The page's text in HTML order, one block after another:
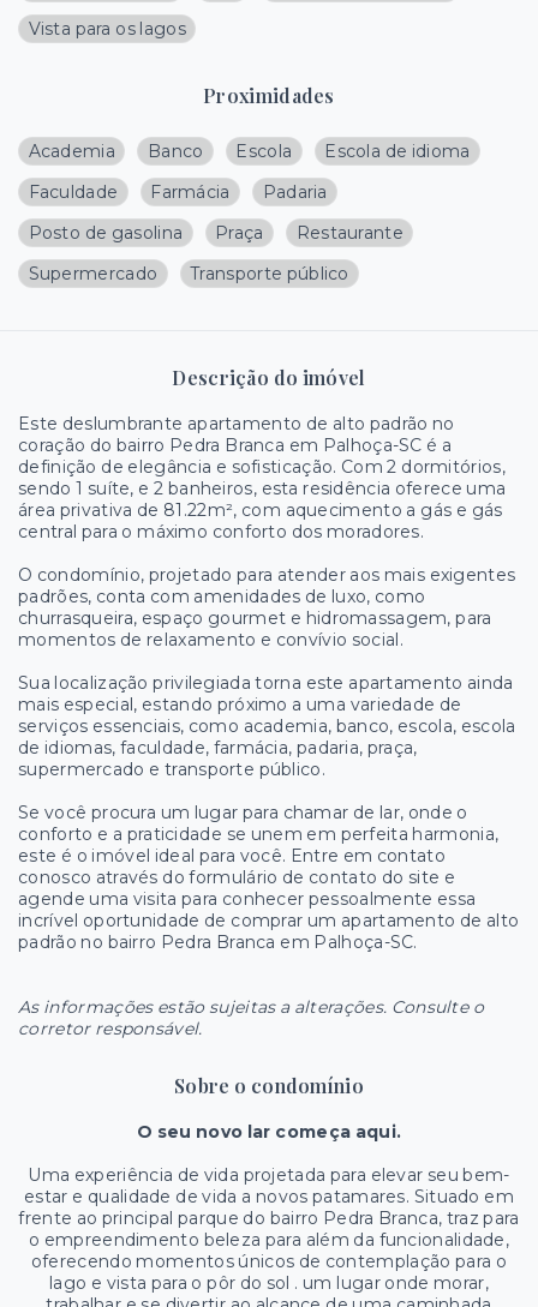
Vista para os lagos
Proximidades
Academia Banco Escola
Escola de idioma
Faculdade
Farmácia
Padaria
Posto de gasolina
Praça
Restaurante
Supermercado
Transporte público
Descrição do imóvel
Este deslumbrante apartamento de alto padrão no
coração do bairro Pedra Branca em Palhoça-SC é a
definição de elegância e sofisticação. Com 2 dormitórios,
sendo 1 suíte, e 2 banheiros, esta residência oferece uma
área privativa de 81.22m², com aquecimento a gás e gás
central para o máximo conforto dos moradores.
O condomínio, projetado para atender aos mais exigentes
padrões, conta com amenidades de luxo, como
churrasqueira, espaço gourmet e hidromassagem, para
momentos de relaxamento e convívio social.
Sua localização privilegiada torna este apartamento ainda
mais especial, estando próximo a uma variedade de
serviços essenciais, como academia, banco, escola, escola
de idiomas, faculdade, farmácia, padaria, praça,
supermercado e transporte público.
Se você procura um lugar para chamar de lar, onde o
conforto e a praticidade se unem em perfeita harmonia,
este é o imóvel ideal para você. Entre em contato
conosco através do formulário de contato do site e
agende uma visita para conhecer pessoalmente essa
incrível oportunidade de comprar um apartamento de alto
padrão no bairro Pedra Branca em Palhoça-SC.
As informações estão sujeitas a alterações. Consulte o
corretor responsável.
Sobre o condomínio
O seu novo lar começa aqui.
Uma experiência de vida projetada para elevar seu bem-
estar e qualidade de vida a novos patamares. Situado em
frente ao principal parque do bairro Pedra Branca, traz para
o empreendimento beleza para além da funcionalidade,
oferecendo momentos únicos de contemplação para o
lago e vista para o pôr do sol . um lugar onde morar,